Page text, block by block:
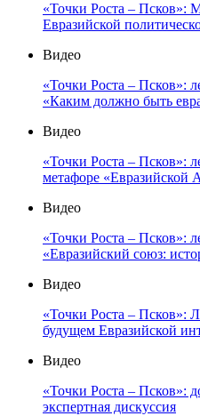
«Точки Роста – Псков»:
Евразийской
Видео
«Точки Роста – Псков»:
«Каким должно быть
Видео
«Точки Роста – Псков»:
метафоре «Евразийской
Видео
«Точки Роста – Псков»:
«Евразийский союз:
Видео
«Точки Роста – Псков»:
будущем Евразийской
Видео
«Точки Роста – Псков»:
экспертная дискуссия